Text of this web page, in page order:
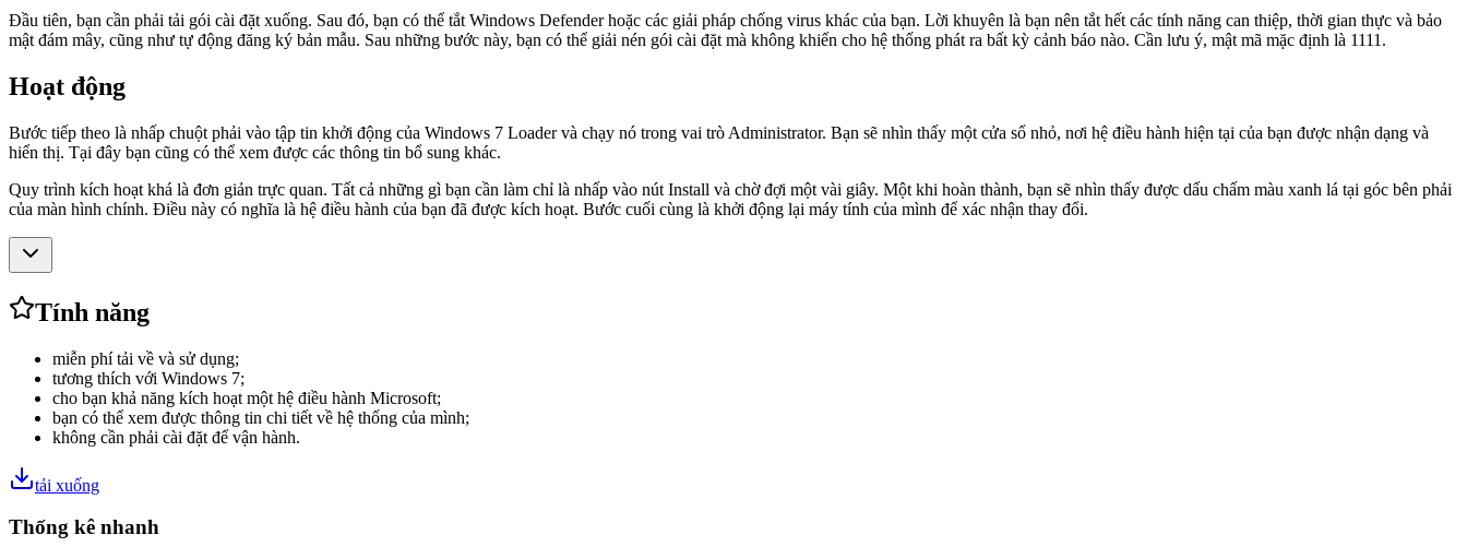
Đầu tiên, bạn cần phải tải gói cài đặt xuống. Sau đó, bạn có thể tắt Windows Defender hoặc các giải pháp chống virus khác của bạn. Lời khuyên là bạn nên tắt hết các tính năng can thiệp, thời gian thực và bảo
mật đám mây, cũng như tự động đăng ký bản mẫu. Sau những bước này, bạn có thể giải nén gói cài đặt mà không khiến cho hệ thống phát ra bất kỳ cảnh báo nào. Cần lưu ý, mật mã mặc định là 1111.
Hoạt động
Bước tiếp theo là nhấp chuột phải vào tập tin khởi động của Windows 7 Loader và chạy nó trong vai trò Administrator. Bạn sẽ nhìn thấy một cửa sổ nhỏ, nơi hệ điều hành hiện tại của bạn được nhận dạng và
hiển thị. Tại đây bạn cũng có thể xem được các thông tin bổ sung khác.
Quy trình kích hoạt khá là đơn giản trực quan. Tất cả những gì bạn cần làm chỉ là nhấp vào nút Install và chờ đợi một vài giây. Một khi hoàn thành, bạn sẽ nhìn thấy được dấu chấm màu xanh lá tại góc bên phải
của màn hình chính. Điều này có nghĩa là hệ điều hành của bạn đã được kích hoạt. Bước cuối cùng là khởi động lại máy tính của mình để xác nhận thay đổi.
Tính năng
miễn phí tải về và sử dụng;
tương thích với Windows 7;
cho bạn khả năng kích hoạt một hệ điều hành Microsoft;
bạn có thể xem được thông tin chi tiết về hệ thống của mình;
không cần phải cài đặt để vận hành.
tải xuống
Thống kê nhanh